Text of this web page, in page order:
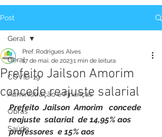
Post
Geral
COVID-19
Administração e Finanças
Obras
Saúde
Geral
Prefeito Jailson Amorim
concede reajuste salarial
Pref. Rodrigues Alves
17 de mai. de 20231 min de leitura
Prefeito  Jailson  Amorim   concede
reajuste  salarial  de 14,95% aos
professores  e 15% aos